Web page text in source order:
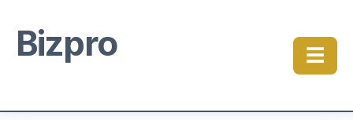
Bizpro ☰